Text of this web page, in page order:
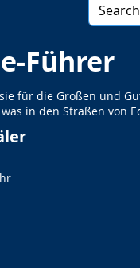
Führer
für die Großen und
in den Straßen von